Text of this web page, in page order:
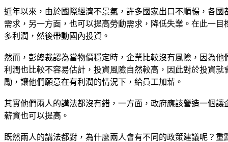
近年以來，由於國際經濟不景氣，許多國家出口不順暢，各
需求，另一方面，也可以提高勞動需求，降低失業。在此一
多利潤，然後帶動國內投資。
然而，彭總裁認為當物價穩定時，企業比較沒有風險，因為
利潤也比較不容易估計，投資風險自然較高，因此對於投資
勵，讓他們願意在有利潤的情況下，給員工加薪。
其實他們兩人的講法都沒有錯，一方面，政府應該營造一個
薪資也可以提高。
既然兩人的講法都對，為什麼兩人會有不同的政策建議呢？